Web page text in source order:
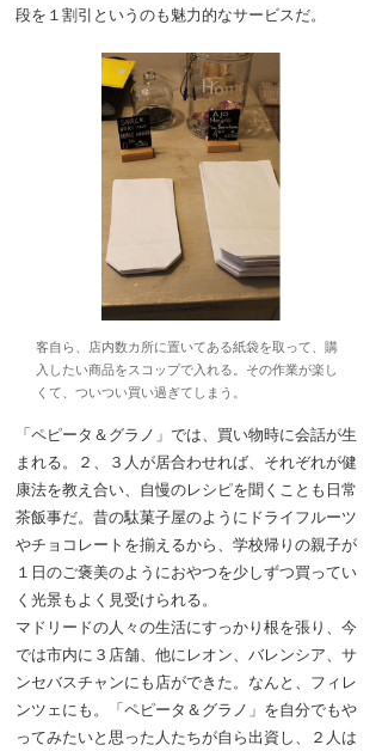
段を１割引というのも魅力的なサービスだ。
客自ら、店内数カ所に置いてある紙袋を取って、購
入したい商品をスコップで入れる。その作業が楽し
くて、ついつい買い過ぎてしまう。
「ペピータ＆グラノ」では、買い物時に会話が生
まれる。２、３人が居合わせれば、それぞれが健
康法を教え合い、自慢のレシピを聞くことも日常
茶飯事だ。昔の駄菓子屋のようにドライフルーツ
やチョコレートを揃えるから、学校帰りの親子が
１日のご褒美のようにおやつを少しずつ買ってい
く光景もよく見受けられる。
マドリードの人々の生活にすっかり根を張り、今
では市内に３店舗、他にレオン、バレンシア、サ
ンセバスチャンにも店ができた。なんと、フィレ
ンツェにも。「ペピータ＆グラノ」を自分でもや
ってみたいと思った人たちが自ら出資し、２人は